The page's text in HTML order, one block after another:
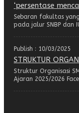
‘persentase
Sebaran fakultas
pada jalur SNBP dan
Publish : 10/03/2025
STRUKTUR
Struktur Organisasi
Ajaran 2025/2026